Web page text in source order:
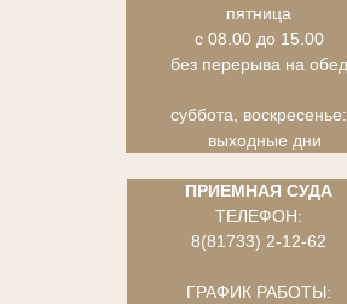
пятница
с 08.00 до 15.00
без перерыва на обед
суббота, воскресенье:
выходные дни
ПРИЕМНАЯ
ТЕЛЕФОН:
8(81733) 2-12-62
ГРАФИК РАБОТЫ: